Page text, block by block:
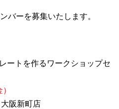
バーを募集いたします。
ートを作るワークショップセ
阪新町店